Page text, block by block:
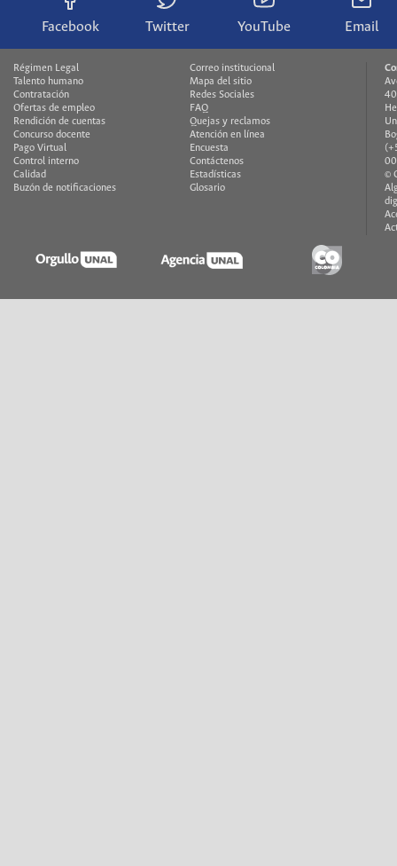
Facebook Twitter YouTube Email
Régimen Legal
Talento humano
Contratación
Ofertas de empleo
Rendición de cuentas
Concurso docente
Pago Virtual
Control interno
Calidad
Buzón de notificaciones
Correo institucional
Mapa del sitio
Redes Sociales
FAQ
Quejas y reclamos
Atención en línea
Encuesta
Contáctenos
Estadísticas
Glosario
©